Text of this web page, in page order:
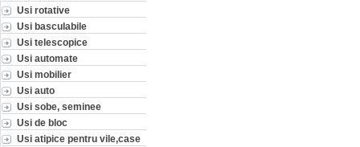
Usi rotative
Usi basculabile
Usi telescopice
Usi automate
Usi mobilier
Usi auto
Usi sobe, seminee
Usi de bloc
Usi atipice pentru vile,case